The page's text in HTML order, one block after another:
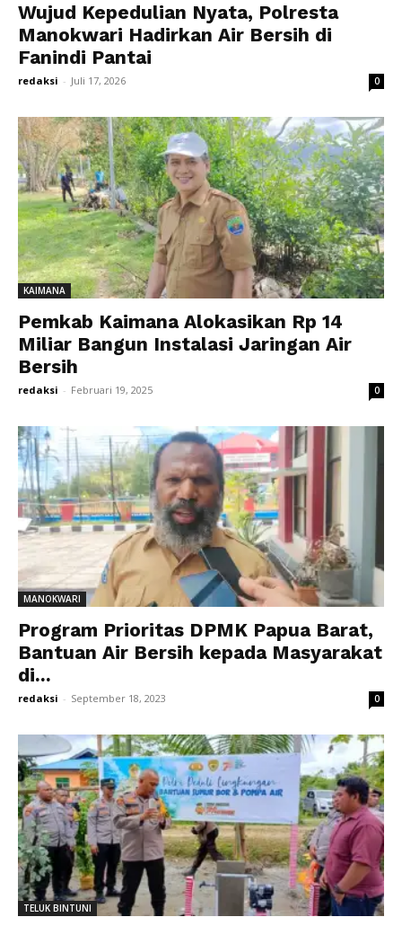
Wujud Kepedulian Nyata, Polresta
Manokwari Hadirkan Air Bersih di
Fanindi Pantai
redaksi - Juli 17, 2026 0
KAIMANA
Pemkab Kaimana Alokasikan Rp 14
Miliar Bangun Instalasi Jaringan Air
Bersih
redaksi - Februari 19, 2025 0
MANOKWARI
Program Prioritas DPMK Papua Barat,
Bantuan Air Bersih kepada Masyarakat
di...
redaksi - September 18, 2023 0
TELUK BINTUNI